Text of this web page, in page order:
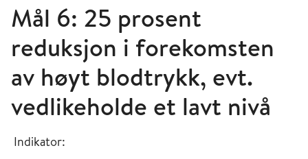
Mål 6: 25 prosent
reduksjon i forekomsten
av høyt blodtrykk, evt.
vedlikeholde et lavt nivå
Indikator: